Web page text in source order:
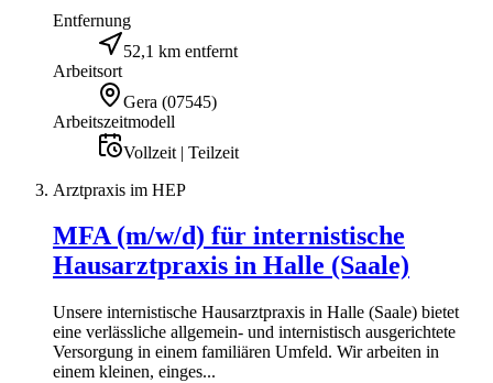
Entfernung
52,1 km entfernt
Arbeitsort
Gera (07545)
Arbeitszeitmodell
Vollzeit | Teilzeit
Arztpraxis im HEP
MFA (m/w/d) für internistische
Hausarztpraxis in Halle (Saale)
Unsere internistische Hausarztpraxis in Halle (Saale) bietet
eine verlässliche allgemein- und internistisch ausgerichtete
Versorgung in einem familiären Umfeld. Wir arbeiten in
einem kleinen, einges...